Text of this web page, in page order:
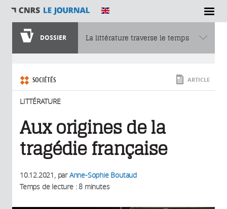
SECTIONS
DOSSIER La littérature traverse le temps
SOCIÉTÉS
LITTÉRATURE
ARTICLE
Aux origines de la
tragédie française
10.12.2021, parAnne-Sophie Boutaud
Temps de lecture : 8 minutes